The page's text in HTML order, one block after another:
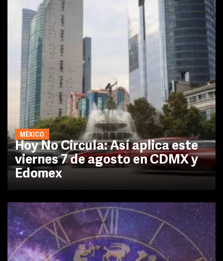
MÉXICO
Hoy No Circula: Así aplica este
viernes 7 de agosto en CDMX y
Edomex